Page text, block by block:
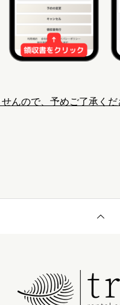
んので、予めご了承くだ